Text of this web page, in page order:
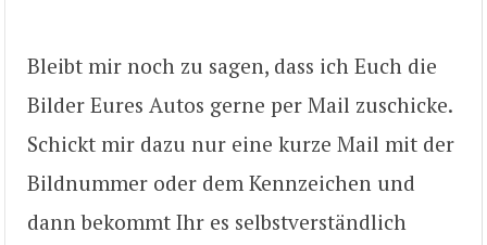
Bleibt mir noch zu sagen, dass ich Euch die
Bilder Eures Autos gerne per Mail zuschicke.
Schickt mir dazu nur eine kurze Mail mit der
Bildnummer oder dem Kennzeichen und
dann bekommt Ihr es selbstverständlich